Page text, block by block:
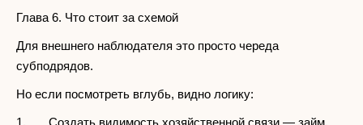
Глава 6. Что стоит за схемой
Для внешнего наблюдателя это просто череда
субподрядов.
Но если посмотреть вглубь, видно логику: